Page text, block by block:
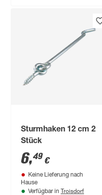
Sturmhaken 12 cm 2
Stück
6,49 €
Keine Lieferung nach
Hause
Verfügbar in Troisdorf